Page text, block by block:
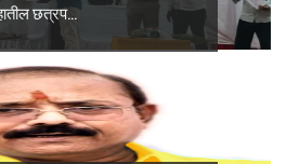
छत्रप...